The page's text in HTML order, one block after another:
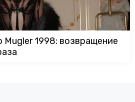
1998: возвращение